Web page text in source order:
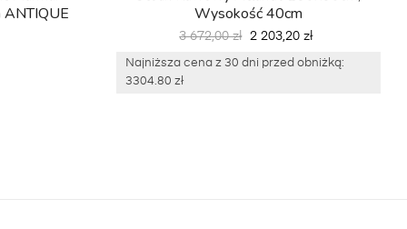
Wysokość 40cm
Cena
3 672,00 zł Cena
2 203,20 zł
Najniższa cena z 30 dni przed obniżką:
3304.80 zł